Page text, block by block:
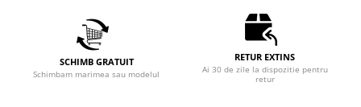
SCHIMB GRATUIT
Schimbam marimea sau modelul
RETUR EXTINS
Ai 30 de zile la dispozitie pentru
retur